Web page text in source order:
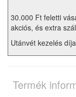
30.000 Ft feletti
akciós, és extra
Utánvét kezelés
Termék